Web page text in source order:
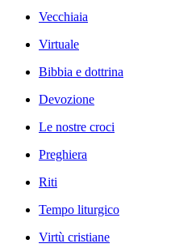
Vecchiaia
Virtuale
Bibbia e dottrina
Devozione
Le nostre croci
Preghiera
Riti
Tempo liturgico
Virtù cristiane